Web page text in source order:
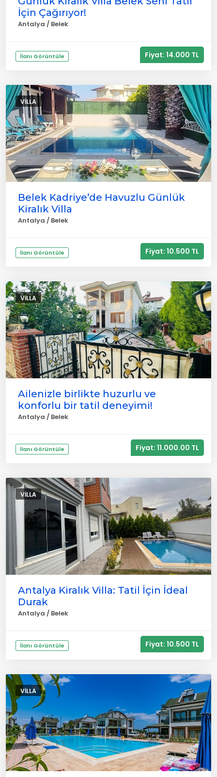
İçin Çağırıyor!
Antalya / Belek
İlanı Görüntüle Fiyat: 14.000 TL
VILLA
Belek Kadriye’de Havuzlu Günlük
Kiralık Villa
Antalya / Belek
İlanı Görüntüle Fiyat: 10.500 TL
VILLA
Ailenizle birlikte huzurlu ve
konforlu bir tatil deneyimi!
Antalya / Belek
İlanı Görüntüle Fiyat: 11.000.00 TL
VILLA
Antalya Kiralık Villa: Tatil İçin İdeal
Durak
Antalya / Belek
İlanı Görüntüle Fiyat: 10.500 TL
VILLA